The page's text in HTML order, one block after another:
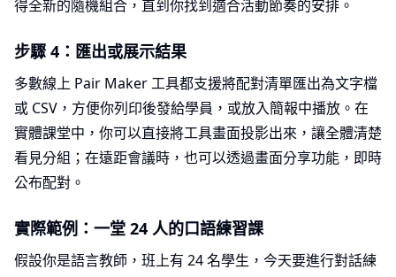
得全新的隨機組合，直到你找到適合活動節奏的安排。
步驟 4：匯出或展示結果
多數線上 Pair Maker 工具都支援將配對清單匯出為文字檔
或 CSV，方便你列印後發給學員，或放入簡報中播放。在
實體課堂中，你可以直接將工具畫面投影出來，讓全體清楚
看見分組；在遠距會議時，也可以透過畫面分享功能，即時
公布配對。
實際範例：一堂 24 人的口語練習課
假設你是語言教師，班上有 24 名學生，今天要進行對話練